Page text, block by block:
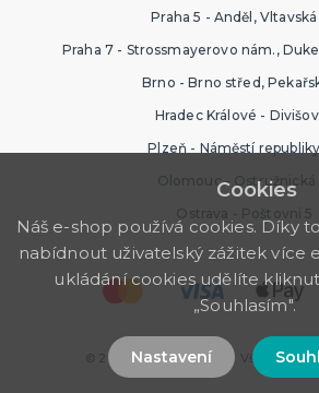
Praha 5 - Anděl,
Praha 7 - Strossmayerovo nám.,
Brno - Brno střed,
Hradec Králové -
Plzeň - Náměstí
Olomouc - Ostružnická
Ostrava - Poštovní 5
© 2026 Ptákoviny Plzeň. Všechna
Cookies
Náš e-shop používá cookies. Díky
nabídnout uživatelský zážitek více
ukládání cookies udělíte
„Souhlasím".
Nastavení